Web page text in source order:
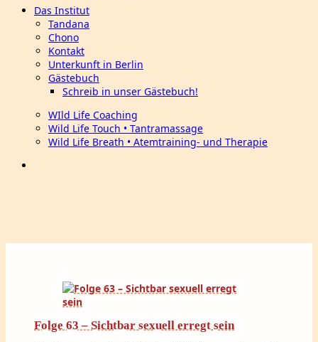
Das Institut
Tandana
Chono
Kontakt
Unterkunft in Berlin
Gästebuch
Schreib in unser Gästebuch!
WIld Life Coaching
Wild Life Touch • Tantramassage
Wild Life Breath • Atemtraining- und Therapie
Folge 63 – Sichtbar sexuell erregt sein